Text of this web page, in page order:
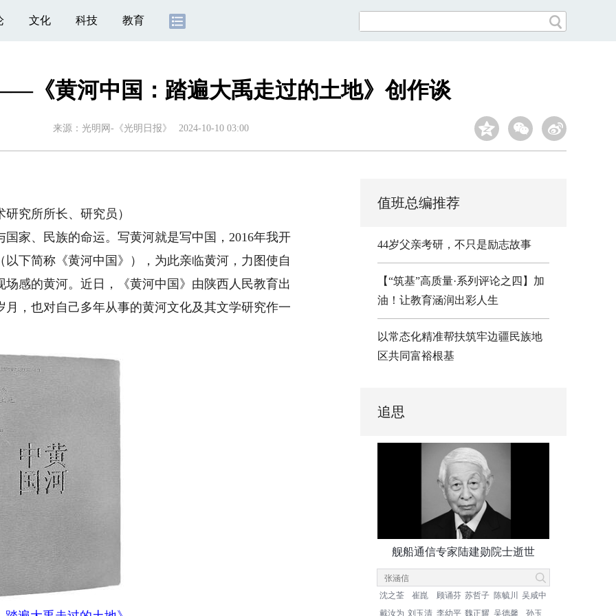
文化 科技 教育
《黄河中国：踏遍大禹走过的土地》创作谈
来源： 光明网-《光明日报》 2024-10-10 03:00
究所所长、研究员）
、民族的命运。写黄河就是写中国，2016年我开
下简称《黄河中国》），为此亲临黄河，力图使自
感的黄河。近日，《黄河中国》由陕西人民教育出
，也对自己多年从事的黄河文化及其文学研究作一
值班总编推荐
44岁父亲考研，不只是励志故事
【“筑基”高质量·系列评论之四】加
油！让教育涵润出彩人生
以常态化精准帮扶筑牢边疆民族地
区共同富裕根基
追思
舰船通信专家陆建勋院士逝世
沈之荃 崔崑 顾诵芬 苏哲子 陈毓川
吴咸中
戴汝为 刘玉清 李幼平 魏正耀 吴德馨 孙玉